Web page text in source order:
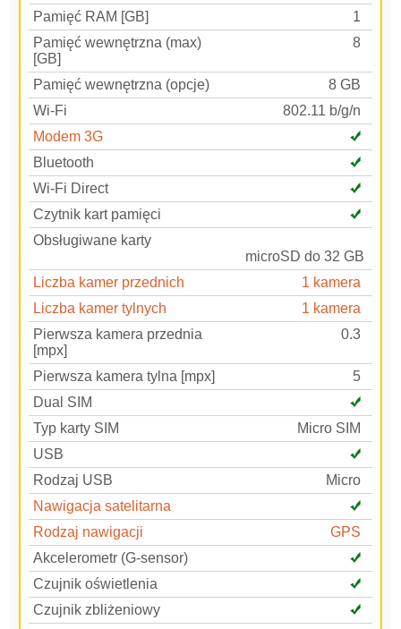
Pamięć RAM [GB]
1
Pamięć wewnętrzna (max)
[GB]
8
Pamięć wewnętrzna (opcje)
8 GB
Wi-Fi
802.11 b/g/n
Modem 3G
Bluetooth
Wi-Fi Direct
Czytnik kart pamięci
Obsługiwane karty
microSD do 32 GB
Liczba kamer przednich
1 kamera
Liczba kamer tylnych
1 kamera
Pierwsza kamera przednia
[mpx]
0.3
Pierwsza kamera tylna [mpx]
5
Dual SIM
Typ karty SIM
Micro SIM
USB
Rodzaj USB
Micro
Nawigacja satelitarna
Rodzaj nawigacji
GPS
Akcelerometr (G-sensor)
Czujnik oświetlenia
Czujnik zbliżeniowy